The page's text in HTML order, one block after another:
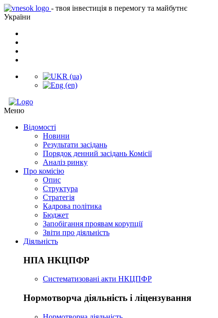
- твоя інвестиція в перемогу та майбутнє
України
Меню
Відомості
Новини
Результати засідань
Порядок денний засідань Комісії
Аналіз ринку
Про комісію
Опис
Структура
Стратегія
Кадрова політика
Бюджет
Запобігання проявам корупції
Звіти про діяльність
Діяльність
НПА НКЦПФР
Систематизовані акти НКЦПФР
Нормотворча діяльність і ліцензування